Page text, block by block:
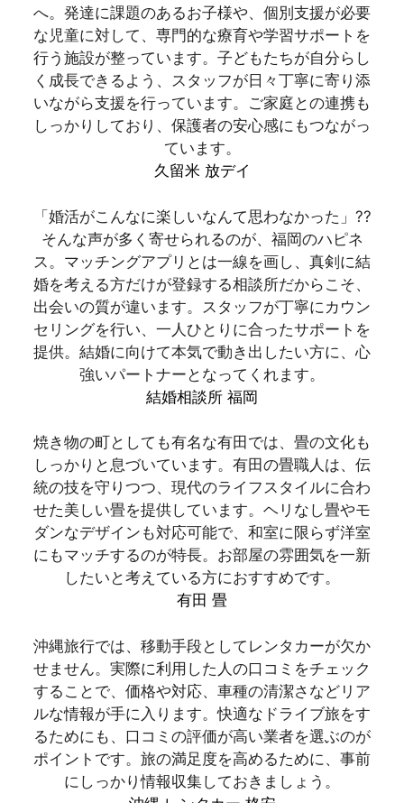
へ。発達に課題のあるお子様や、個別支援が必要
な児童に対して、専門的な療育や学習サポートを
行う施設が整っています。子どもたちが自分らし
く成長できるよう、スタッフが日々丁寧に寄り添
いながら支援を行っています。ご家庭との連携も
しっかりしており、保護者の安心感にもつながっ
ています。
久留米 放デイ
「婚活がこんなに楽しいなんて思わなかった」??
そんな声が多く寄せられるのが、福岡のハピネ
ス。マッチングアプリとは一線を画し、真剣に結
婚を考える方だけが登録する相談所だからこそ、
出会いの質が違います。スタッフが丁寧にカウン
セリングを行い、一人ひとりに合ったサポートを
提供。結婚に向けて本気で動き出したい方に、心
強いパートナーとなってくれます。
結婚相談所 福岡
焼き物の町としても有名な有田では、畳の文化も
しっかりと息づいています。有田の畳職人は、伝
統の技を守りつつ、現代のライフスタイルに合わ
せた美しい畳を提供しています。ヘリなし畳やモ
ダンなデザインも対応可能で、和室に限らず洋室
にもマッチするのが特長。お部屋の雰囲気を一新
したいと考えている方におすすめです。
有田 畳
沖縄旅行では、移動手段としてレンタカーが欠か
せません。実際に利用した人の口コミをチェック
することで、価格や対応、車種の清潔さなどリア
ルな情報が手に入ります。快適なドライブ旅をす
るためにも、口コミの評価が高い業者を選ぶのが
ポイントです。旅の満足度を高めるために、事前
にしっかり情報収集しておきましょう。